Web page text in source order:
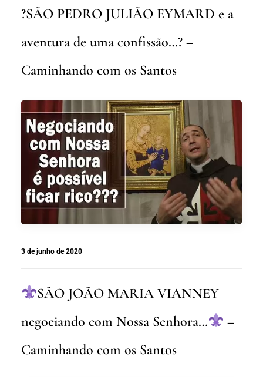
?SÃO PEDRO JULIÃO EYMARD e a
aventura de uma confissão…? –
Caminhando com os Santos
3 de junho de 2020
SÃO JOÃO MARIA VIANNEY
negociando com Nossa Senhora…
–
Caminhando com os Santos